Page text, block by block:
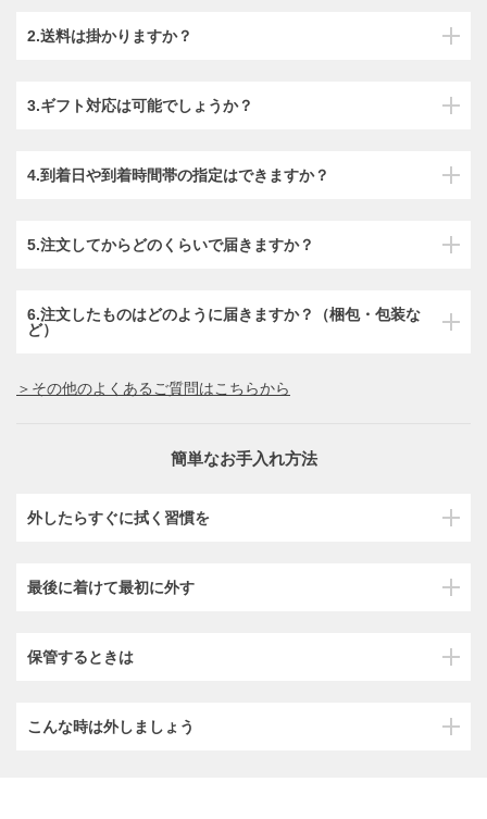
2.送料は掛かりますか？
3.ギフト対応は可能でしょうか？
4.到着日や到着時間帯の指定はできますか？
5.注文してからどのくらいで届きますか？
6.注文したものはどのように届きますか？（梱包・包装な
ど）
＞その他のよくあるご質問はこちらから
簡単なお手入れ方法
外したらすぐに拭く習慣を
最後に着けて最初に外す
保管するときは
こんな時は外しましょう